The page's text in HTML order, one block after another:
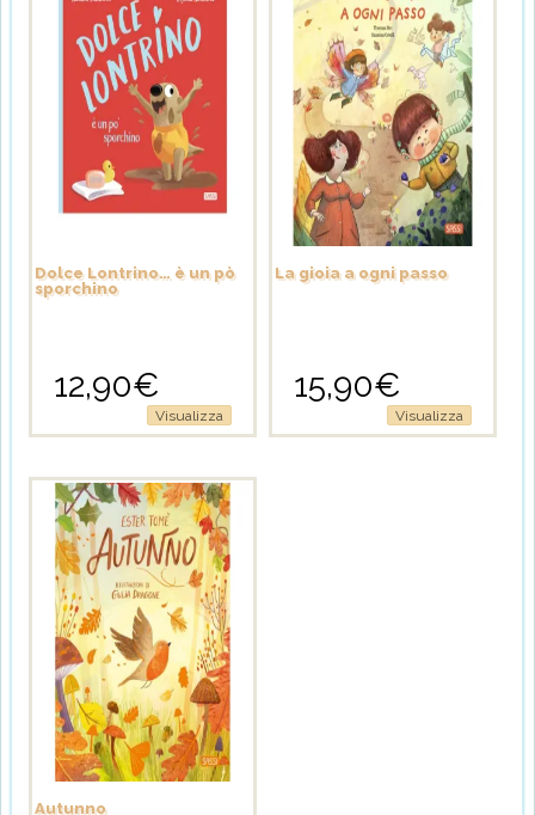
Dolce Lontrino… è un pò
sporchino
12,90€
Visualizza
La gioia a ogni passo
15,90€
Visualizza
Autunno